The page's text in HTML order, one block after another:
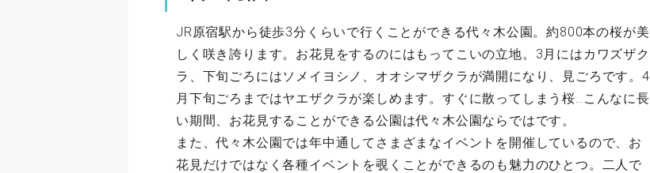
JR原宿駅から徒歩3分くらいで行くことができる代々木公園。約800本の桜が美
しく咲き誇ります。お花見をするのにはもってこいの立地。3月にはカワズザク
ラ、下旬ごろにはソメイヨシノ、オオシマザクラが満開になり、見ごろです。4
月下旬ごろまではヤエザクラが楽しめます。すぐに散ってしまう桜…こんなに長
い期間、お花見することができる公園は代々木公園ならではです。
また、代々木公園では年中通してさまざまなイベントを開催しているので、お
花見だけではなく各種イベントを覗くことができるのも魅力のひとつ。二人で